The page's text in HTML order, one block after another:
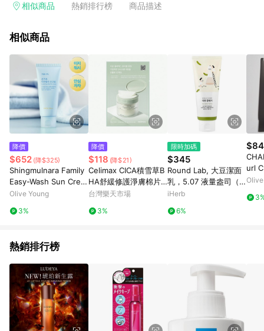
相似商品 熱銷排行榜 商品描述
相似商品
降價
$652 (降$325)
Shingmulnara Family
Easy-Wash Sun Crea
m 50ml 2ea Set
Olive Young
3%
降價
$118 (降$21)
Celimax CICA積雪草B
HA舒緩修護淨膚棉片1
0pcs
台灣樂天市場
3%
限時加碼
$345
Round Lab, 大豆潔面
乳，5.07 液量盎司（1
50 毫升）
iHerb
6%
url
熱銷排行榜